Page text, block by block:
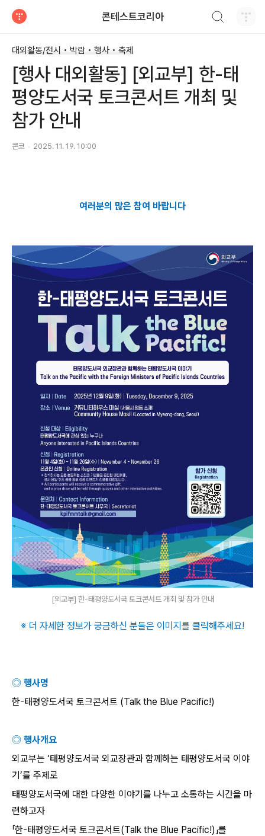
콘테스트코리아
대외활동/전시 • 박람 • 행사 • 축제
[행사 대외활동] [외교부] 한-태
평양도서국 토크콘서트 개최 및
참가 안내
콘코 2025. 11. 19. 10:00
여러분의 많은 참여 바랍니다
[외교부] 한-태평양도서국 토크콘서트 개최 및 참가 안내
※ 더 자세한 정보가 궁금하신 분들은 이미지를 클릭해주세요!
◎ 행사명
한-태평양도서국 토크콘서트 (Talk the Blue Pacific!)
◎ 행사개요
외교부는 ‘태평양도서국 외교장관과 함께하는 태평양도서국 이야
기’를 주제로
태평양도서국에 대한 다양한 이야기를 나누고 소통하는 시간을 마
련하고자
「한-태평양도서국 토크콘서트(Talk the Blue Pacific!) 」를